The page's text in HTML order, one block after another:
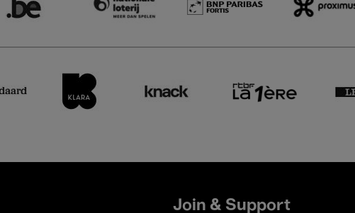
Join & Support